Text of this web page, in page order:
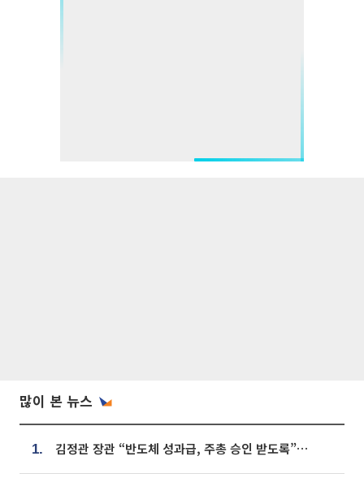
많이 본 뉴스
1. 김정관 장관 “반도체 성과급, 주총 승인 받도록”…상법·자본시장법 개정 시사